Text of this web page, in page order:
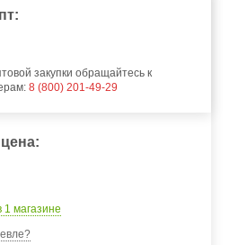
закупки обращайтесь к
8 (800) 201-49-29
1 магазине